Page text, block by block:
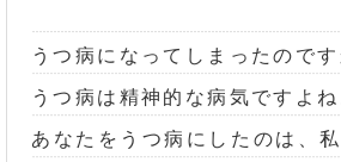
うつ病になってしまったので
うつ病は精神的な病気ですよね
あなたをうつ病にしたのは、